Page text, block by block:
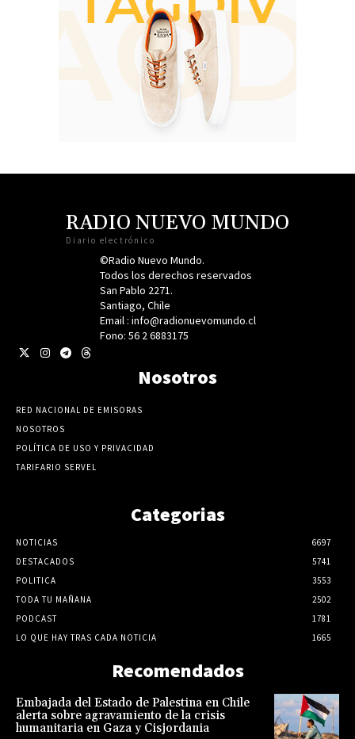
RADIO NUEVO MUNDO
Diario electrónico
©Radio Nuevo Mundo.
Todos los derechos reservados
San Pablo 2271.
Santiago, Chile
Email : info@radionuevomundo.cl
Fono: 56 2 6883175
Nosotros
RED NACIONAL DE EMISORAS
NOSOTROS
POLÍTICA DE USO Y PRIVACIDAD
TARIFARIO SERVEL
Categorias
NOTICIAS
6697
DESTACADOS
5741
POLITICA
3553
TODA TU MAÑANA
2502
PODCAST
1781
LO QUE HAY TRAS CADA NOTICIA
1665
Recomendados
Embajada del Estado de Palestina en Chile
alerta sobre agravamiento de la crisis
humanitaria en Gaza y Cisjordania